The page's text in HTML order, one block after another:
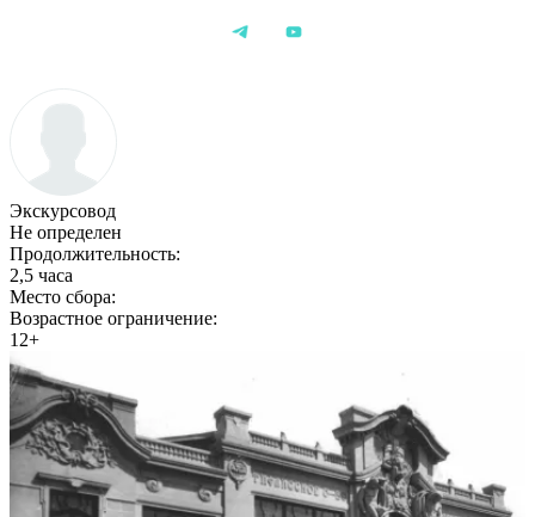
Экскурсовод
Не определен
Продолжительность:
2,5 часа
Место сбора:
Возрастное ограничение:
12+